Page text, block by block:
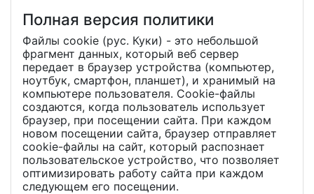
Полная версия политики
Файлы cookie (рус. Куки) - это небольшой
фрагмент данных, который веб сервер
передает в браузер устройства (компьютер,
ноутбук, смартфон, планшет), и хранимый на
компьютере пользователя. Cookie-файлы
создаются, когда пользователь использует
браузер, при посещении сайта. При каждом
новом посещении сайта, браузер отправляет
cookie-файлы на сайт, который распознает
пользовательское устройство, что позволяет
оптимизировать работу сайта при каждом
следующем его посещении.